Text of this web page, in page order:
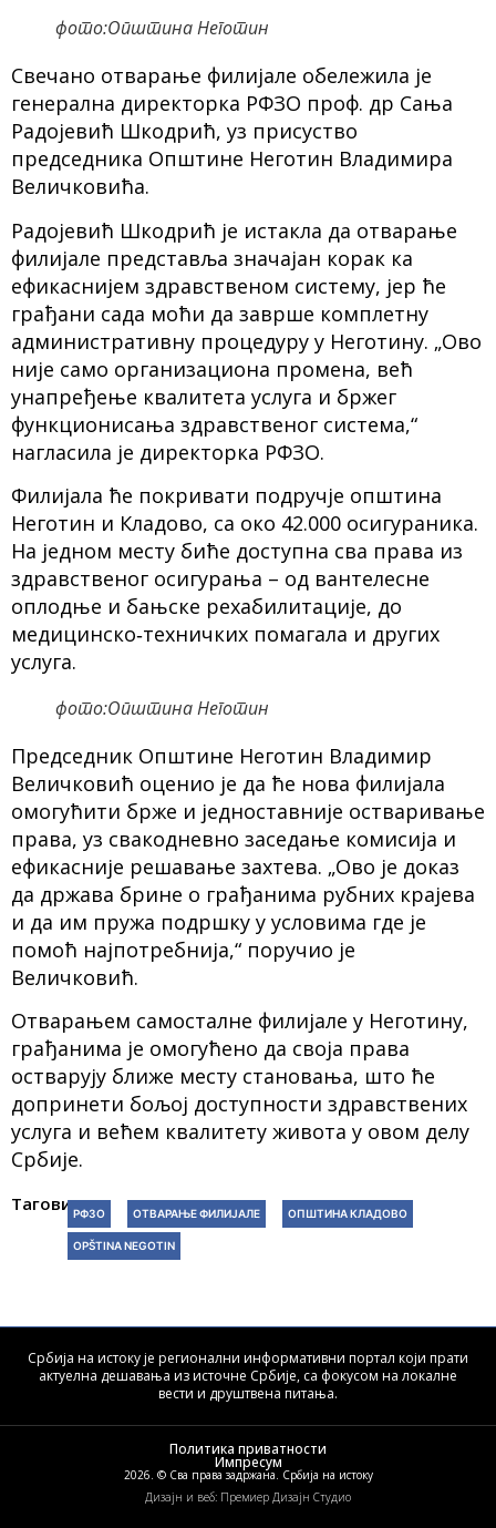
фото:Општина Неготин
Свечано отварање филијале обележила је
генерална директорка РФЗО проф. др Сања
Радојевић Шкодрић, уз присуство
председника Општине Неготин Владимира
Величковића.
Радојевић Шкодрић је истакла да отварање
филијале представља значајан корак ка
ефикаснијем здравственом систему, јер ће
грађани сада моћи да заврше комплетну
административну процедуру у Неготину. „Ово
није само организациона промена, већ
унапређење квалитета услуга и бржег
функционисања здравственог система,“
нагласила је директорка РФЗО.
Филијала ће покривати подручје општина
Неготин и Кладово, са око 42.000 осигураника.
На једном месту биће доступна сва права из
здравственог осигурања – од вантелесне
оплодње и бањске рехабилитације, до
медицинско‑техничких помагала и других
услуга.
фото:Општина Неготин
Председник Општине Неготин Владимир
Величковић оценио је да ће нова филијала
омогућити брже и једноставније остваривање
права, уз свакодневно заседање комисија и
ефикасније решавање захтева. „Ово је доказ
да држава брине о грађанима рубних крајева
и да им пружа подршку у условима где је
помоћ најпотребнија,“ поручио је
Величковић.
Отварањем самосталне филијале у Неготину,
грађанима је омогућено да своја права
остварују ближе месту становања, што ће
допринети бољој доступности здравствених
услуга и већем квалитету живота у овом делу
Србије.
Тагови:РФЗО ОТВАРАЊЕ ФИЛИЈАЛЕ ОПШТИНА КЛАДОВО
OPŠTINA NEGOTIN
Србија на истоку је регионални информативни портал који прати
актуелна дешавања из источне Србије, са фокусом на локалне
вести и друштвена питања.
2026. © Сва права задржана. Србија на истоку
Импресум
Политика приватности
Дизајн и веб: Премиер Дизајн Студио